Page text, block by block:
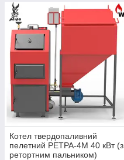
Котел твердопаливний
пелетний РЕТРА-4М 40 кВт (з
ретортним пальником)